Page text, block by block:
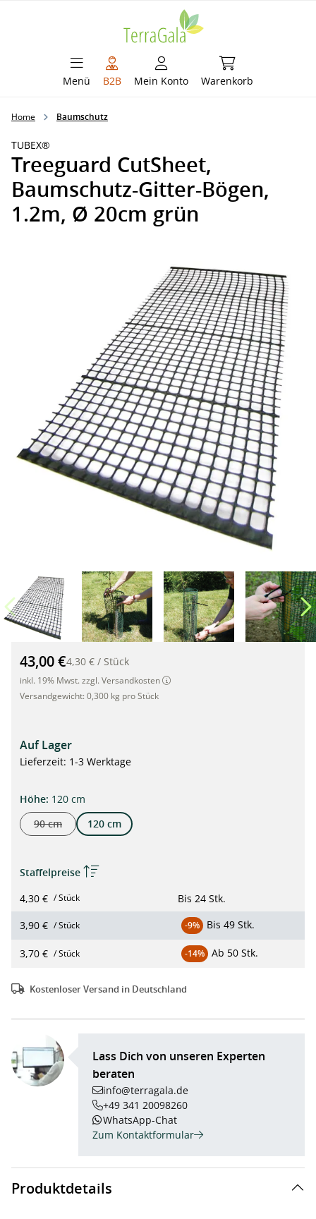
Menü B2B Mein Konto Warenkorb
Warenkorb
Home Baumschutz
TUBEX®
Treeguard CutSheet,
Baumschutz-Gitter-Bögen,
1.2m, Ø 20cm grün
Treeguard CutSheet, Baumschutz-Gitter-Bögen, 1.2m, Ø
43,00 €4,30 € / Stück
inkl. 19% Mwst. zzgl. Versandkosten
Versandgewicht: 0,300 kg pro Stück
Auf Lager
Lieferzeit: 1-3 Werktage
Höheauswählen
: 120 cm
90 cm
(Diese Option ist zurzeit nicht verfügbar.)
120 cm
Staffelpreise
4,30 € / Stück Bis 24 Stk.
3,90 € / Stück -9% Bis 49 Stk.
3,70 € / Stück -14% Ab 50 Stk.
Kostenloser Versand in Deutschland
Lass Dich von unseren Experten
beraten
info@terragala.de
+49 341 20098260
WhatsApp-Chat
Zum Kontaktformular
Produktdetails